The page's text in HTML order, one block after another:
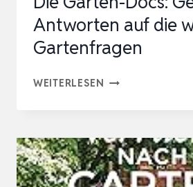
Antworten auf die
Gartenfragen
WEITERLESEN DIE
GENIALE
ANTWORTEN